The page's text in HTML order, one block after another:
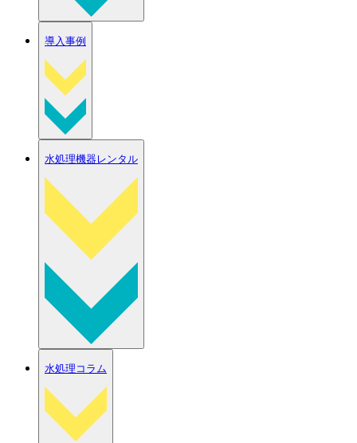
導入事例
水処理機器レンタル
水処理コラム